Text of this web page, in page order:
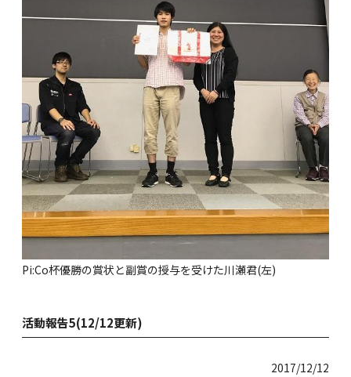
Pi:Co杯優勝の賞状と副賞の授与を受けた川瀬君(左)
活動報告5(12/12更新)
2017/12/12